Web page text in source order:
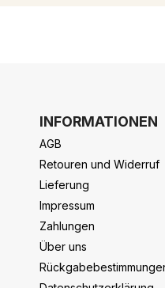
INFORMATIONEN
AGB
Retouren und Widerruf
Lieferung
Impressum
Zahlungen
Über uns